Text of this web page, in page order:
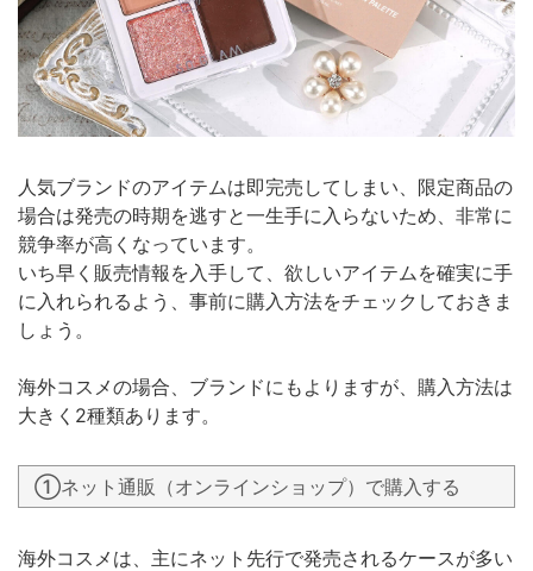
人気ブランドのアイテムは即完売してしまい、限定商品の
場合は発売の時期を逃すと一生手に入らないため、非常に
競争率が高くなっています。
いち早く販売情報を入手して、欲しいアイテムを確実に手
に入れられるよう、事前に購入方法をチェックしておきま
しょう。
海外コスメの場合、ブランドにもよりますが、購入方法は
大きく2種類あります。
①ネット通販（オンラインショップ）で購入する
海外コスメは、主にネット先行で発売されるケースが多い